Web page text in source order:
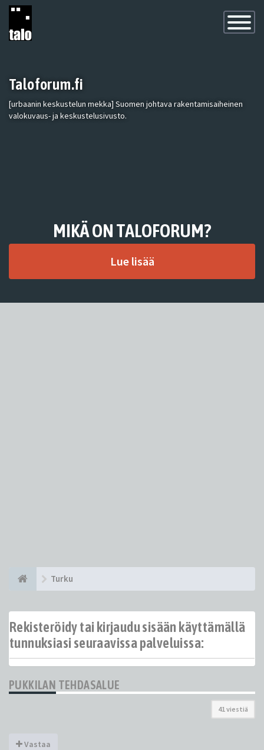
Toggle
Taloforum.fi
[urbaanin keskustelun mekka] Suomen johtava rakentamisaiheinen
valokuvaus- ja keskustelusivusto.
MIKÄ ON TALOFORUM?
Lue lisää
Turku
Rekisteröidy tai kirjaudu sisään käyttämällä
tunnuksiasi seuraavissa palveluissa:
PUKKILAN TEHDASALUE
41 viestiä
Vastaa